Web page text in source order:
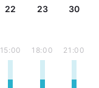
22 23 30
15:00 18:00 21:00